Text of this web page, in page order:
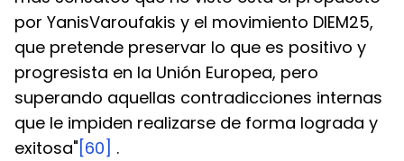
por YanisVaroufakis y el movimiento DIEM25,
que pretende preservar lo que es positivo y
progresista en la Unión Europea, pero
superando aquellas contradicciones internas
que le impiden realizarse de forma lograda y
exitosa" [60] .